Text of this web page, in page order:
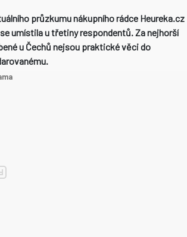
průzkumu nákupního rádce Heureka.cz
umístila u třetiny respondentů. Za nejhorší
u Čechů nejsou praktické věci do